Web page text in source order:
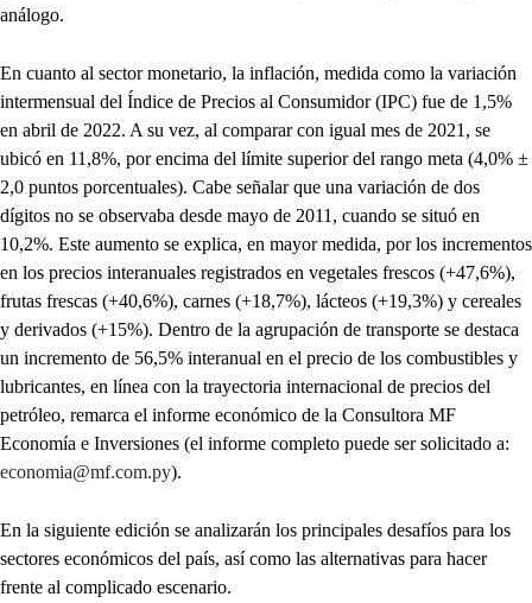
análogo.
En cuanto al sector monetario, la inflación, medida como la variación
intermensual del Índice de Precios al Consumidor (IPC) fue de 1,5%
en abril de 2022. A su vez, al comparar con igual mes de 2021, se
ubicó en 11,8%, por encima del límite superior del rango meta (4,0% ±
2,0 puntos porcentuales). Cabe señalar que una variación de dos
dígitos no se observaba desde mayo de 2011, cuando se situó en
10,2%. Este aumento se explica, en mayor medida, por los incrementos
en los precios interanuales registrados en vegetales frescos (+47,6%),
frutas frescas (+40,6%), carnes (+18,7%), lácteos (+19,3%) y cereales
y derivados (+15%). Dentro de la agrupación de transporte se destaca
un incremento de 56,5% interanual en el precio de los combustibles y
lubricantes, en línea con la trayectoria internacional de precios del
petróleo, remarca el informe económico de la Consultora MF
Economía e Inversiones (el informe completo puede ser solicitado a:
economia@mf.com.py).
En la siguiente edición se analizarán los principales desafíos para los
sectores económicos del país, así como las alternativas para hacer
frente al complicado escenario.